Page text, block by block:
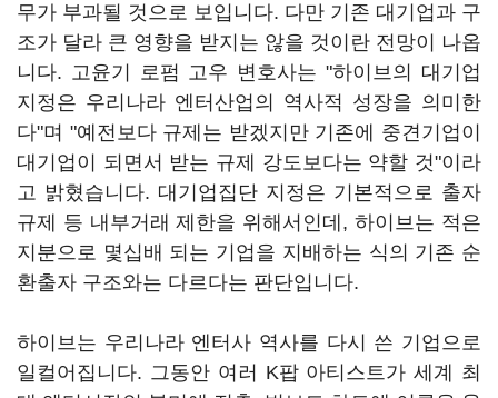
무가 부과될 것으로 보입니다. 다만 기존 대기업과 구
조가 달라 큰 영향을 받지는 않을 것이란 전망이 나옵
니다. 고윤기 로펌 고우 변호사는 "하이브의 대기업
지정은 우리나라 엔터산업의 역사적 성장을 의미한
다"며 "예전보다 규제는 받겠지만 기존에 중견기업이
대기업이 되면서 받는 규제 강도보다는 약할 것"이라
고 밝혔습니다. 대기업집단 지정은 기본적으로 출자
규제 등 내부거래 제한을 위해서인데, 하이브는 적은
지분으로 몇십배 되는 기업을 지배하는 식의 기존 순
환출자 구조와는 다르다는 판단입니다.
하이브는 우리나라 엔터사 역사를 다시 쓴 기업으로
일컬어집니다. 그동안 여러 K팝 아티스트가 세계 최